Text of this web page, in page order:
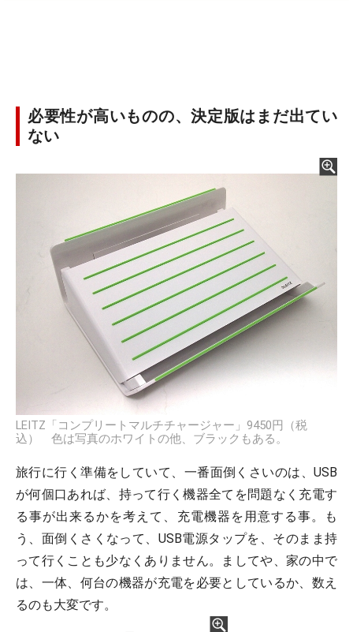
必要性が高いものの、決定版はまだ出てい
ない
LEITZ「コンプリートマルチチャージャー」9450円（税
込） 色は写真のホワイトの他、ブラックもある。
旅行に行く準備をしていて、一番面倒くさいのは、USB
が何個口あれば、持って行く機器全てを問題なく充電す
る事が出来るかを考えて、充電機器を用意する事。も
う、面倒くさくなって、USB電源タップを、そのまま持
って行くことも少なくありません。ましてや、家の中で
は、一体、何台の機器が充電を必要としているか、数え
るのも大変です。